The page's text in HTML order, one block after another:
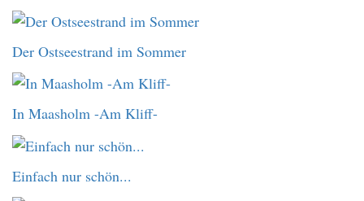
Der Ostseestrand im Sommer
In Maasholm -Am Kliff-
Einfach nur schön...